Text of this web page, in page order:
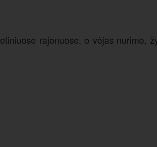
rajonuose, o vėjas nurimo,